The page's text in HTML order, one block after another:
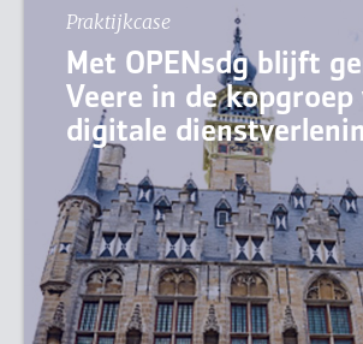
Praktijkcase
Met OPENsdg blijft
Veere in de kopgroep
digitale